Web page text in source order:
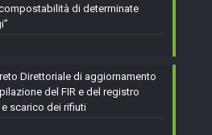
di determinate
Direttoriale di aggiornamento
del FIR e del registro
scarico dei rifiuti